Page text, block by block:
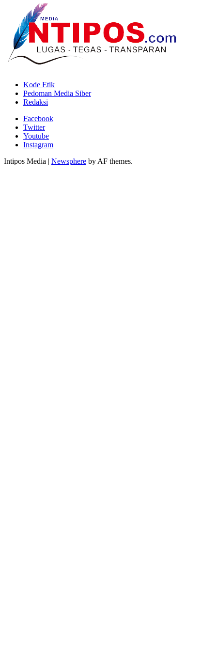
Kode Etik
Pedoman Media Siber
Redaksi
Facebook
Twitter
Youtube
Instagram
Intipos Media | Newsphere by AF themes.